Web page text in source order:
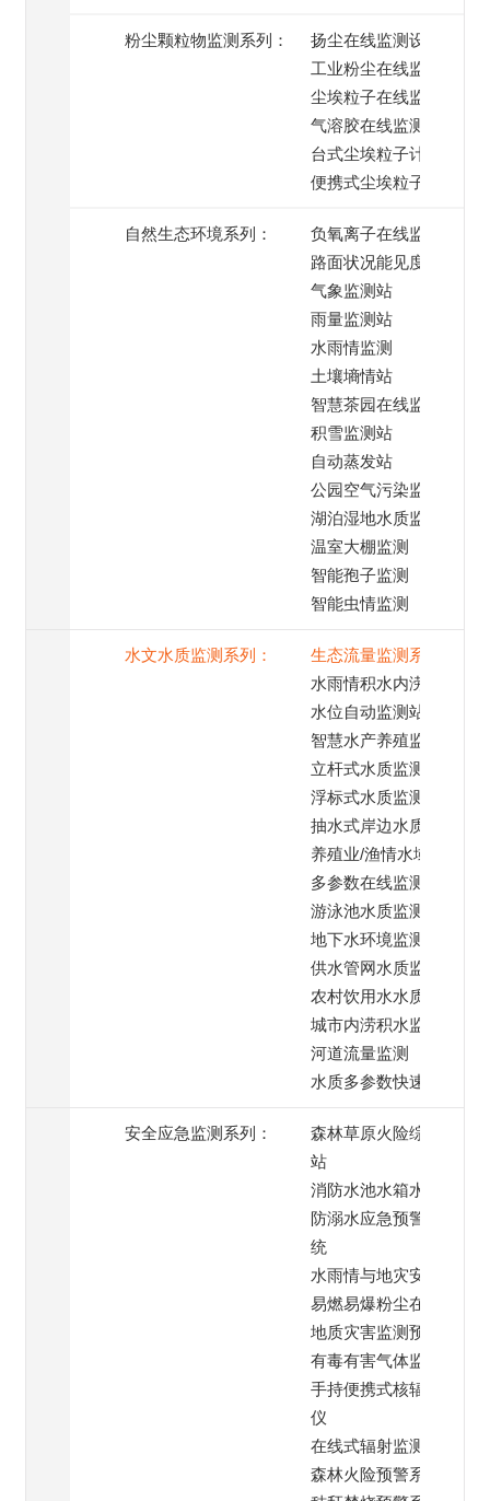
粉尘颗粒物监测系列：
扬尘在线监测设备
工业粉尘在线监测
尘埃粒子在线监测系统
气溶胶在线监测
台式尘埃粒子计数器
便携式尘埃粒子计数器
自然生态环境系列：
负氧离子在线监测
路面状况能见度监测
气象监测站
雨量监测站
水雨情监测
土壤墒情站
智慧茶园在线监测
积雪监测站
自动蒸发站
公园空气污染监测
湖泊湿地水质监测
温室大棚监测
智能孢子监测
智能虫情监测
水文水质监测系列：
生态流量监测系统
水雨情积水内涝监测
水位自动监测站
智慧水产养殖监测
立杆式水质监测系统
浮标式水质监测系统
抽水式岸边水质监测
养殖业/渔情水域监测
多参数在线监测系统
游泳池水质监测系统
地下水环境监测
供水管网水质监测
农村饮用水水质监测
城市内涝积水监测
河道流量监测
水质多参数快速检测
安全应急监测系列：
森林草原火险综合监测
站
消防水池水箱水位监测
防溺水应急预警喊话系
统
水雨情与地灾安全监测
易燃易爆粉尘在线监测
地质灾害监测预警系统
有毒有害气体监测
手持便携式核辐射检测
仪
在线式辐射监测仪
森林火险预警系统